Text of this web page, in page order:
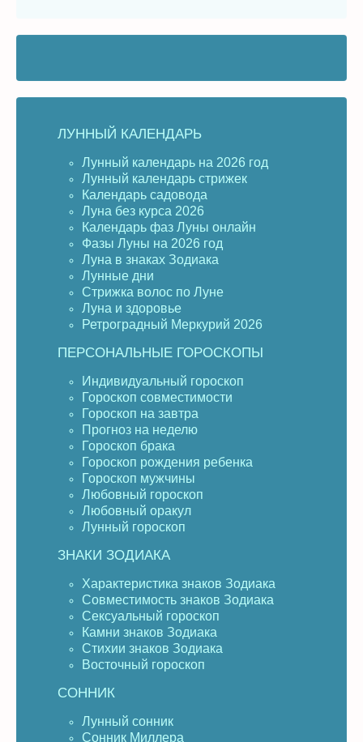
ЛУННЫЙ КАЛЕНДАРЬ
Лунный календарь на 2026 год
Лунный календарь стрижек
Календарь садовода
Луна без курса 2026
Календарь фаз Луны онлайн
Фазы Луны на 2026 год
Луна в знаках Зодиака
Лунные дни
Стрижка волос по Луне
Луна и здоровье
Ретроградный Меркурий 2026
ПЕРСОНАЛЬНЫЕ ГОРОСКОПЫ
Индивидуальный гороскоп
Гороскоп совместимости
Гороскоп на завтра
Прогноз на неделю
Гороскоп брака
Гороскоп рождения ребенка
Гороскоп мужчины
Любовный гороскоп
Любовный оракул
Лунный гороскоп
ЗНАКИ ЗОДИАКА
Характеристика знаков Зодиака
Совместимость знаков Зодиака
Сексуальный гороскоп
Камни знаков Зодиака
Стихии знаков Зодиака
Восточный гороскоп
СОННИК
Лунный сонник
Сонник Миллера